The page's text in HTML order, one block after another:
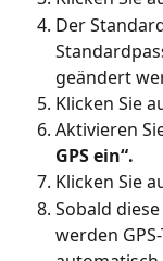
Der
geändert
Klicken Sie
Aktivieren
GPS ein“.
Klicken Sie
Sobald
werden